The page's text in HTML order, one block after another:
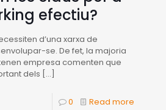
efectiu?
d’una xarxa de
se. De fet, la majoria
empresa comenten que
dels […]
0 Read more